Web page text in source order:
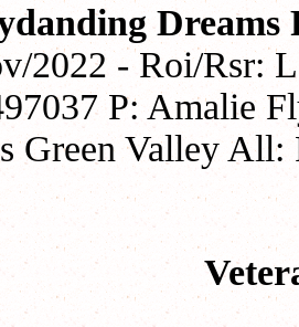
Dreams
2022 - Roi/Rsr:
P: Amalie
Green Valley